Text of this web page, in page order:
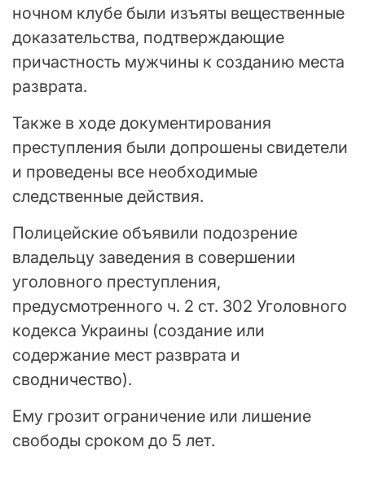
ночном клубе были изъяты вещественные
доказательства, подтверждающие
причастность мужчины к созданию места
разврата.
Также в ходе документирования
преступления были допрошены свидетели
и проведены все необходимые
следственные действия.
Полицейские объявили подозрение
владельцу заведения в совершении
уголовного преступления,
предусмотренного ч. 2 ст. 302 Уголовного
кодекса Украины (создание или
содержание мест разврата и
сводничество).
Ему грозит ограничение или лишение
свободы сроком до 5 лет.